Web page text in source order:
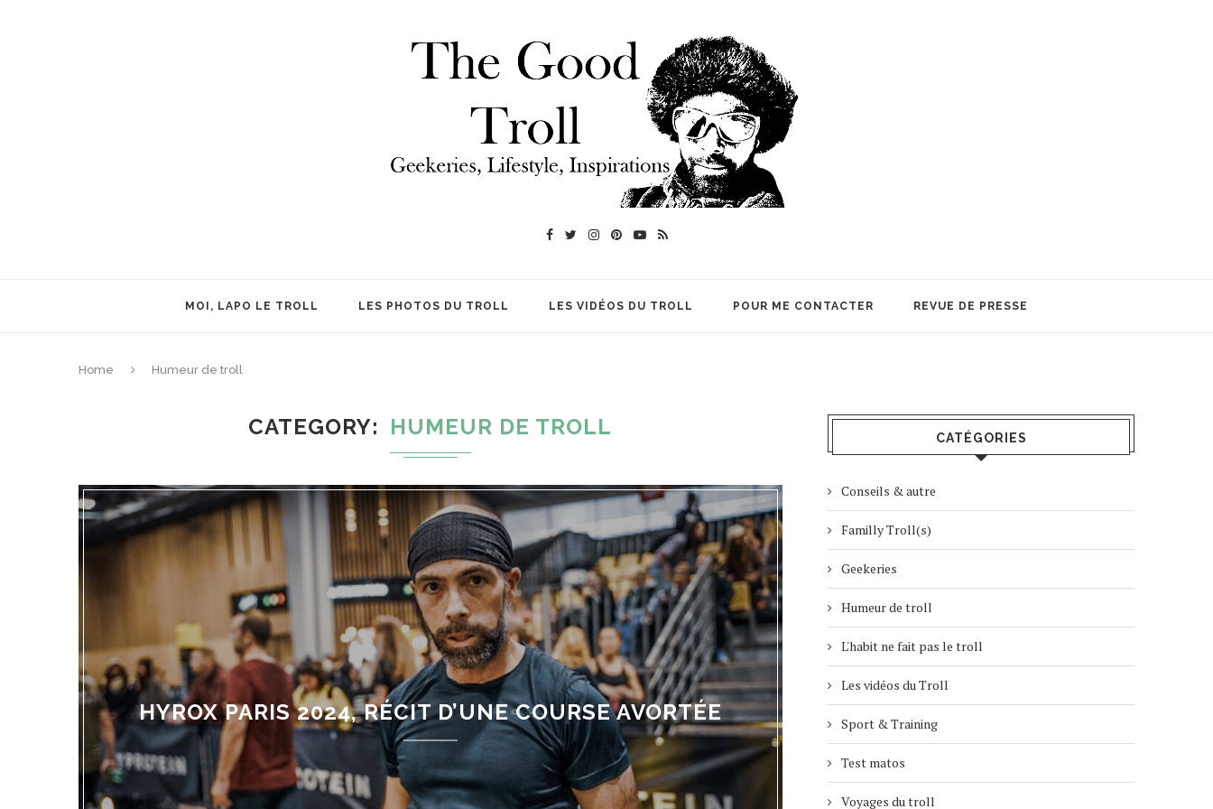
MOI, LAPO LE TROLL LES PHOTOS DU TROLL LES VIDÉOS DU TROLL POUR ME CONTACTER REVUE DE PRESSE
Home Humeur de troll
CATEGORY HUMEUR DE TROLL
HYROX PARIS 2024, RÉCIT D’UNE COURSE AVORTÉE
CATÉGORIES
Conseils & autre
Familly Troll(s)
Geekeries
Humeur de troll
L'habit ne fait pas le troll
Les vidéos du Troll
Sport & Training
Test matos
Voyages du troll